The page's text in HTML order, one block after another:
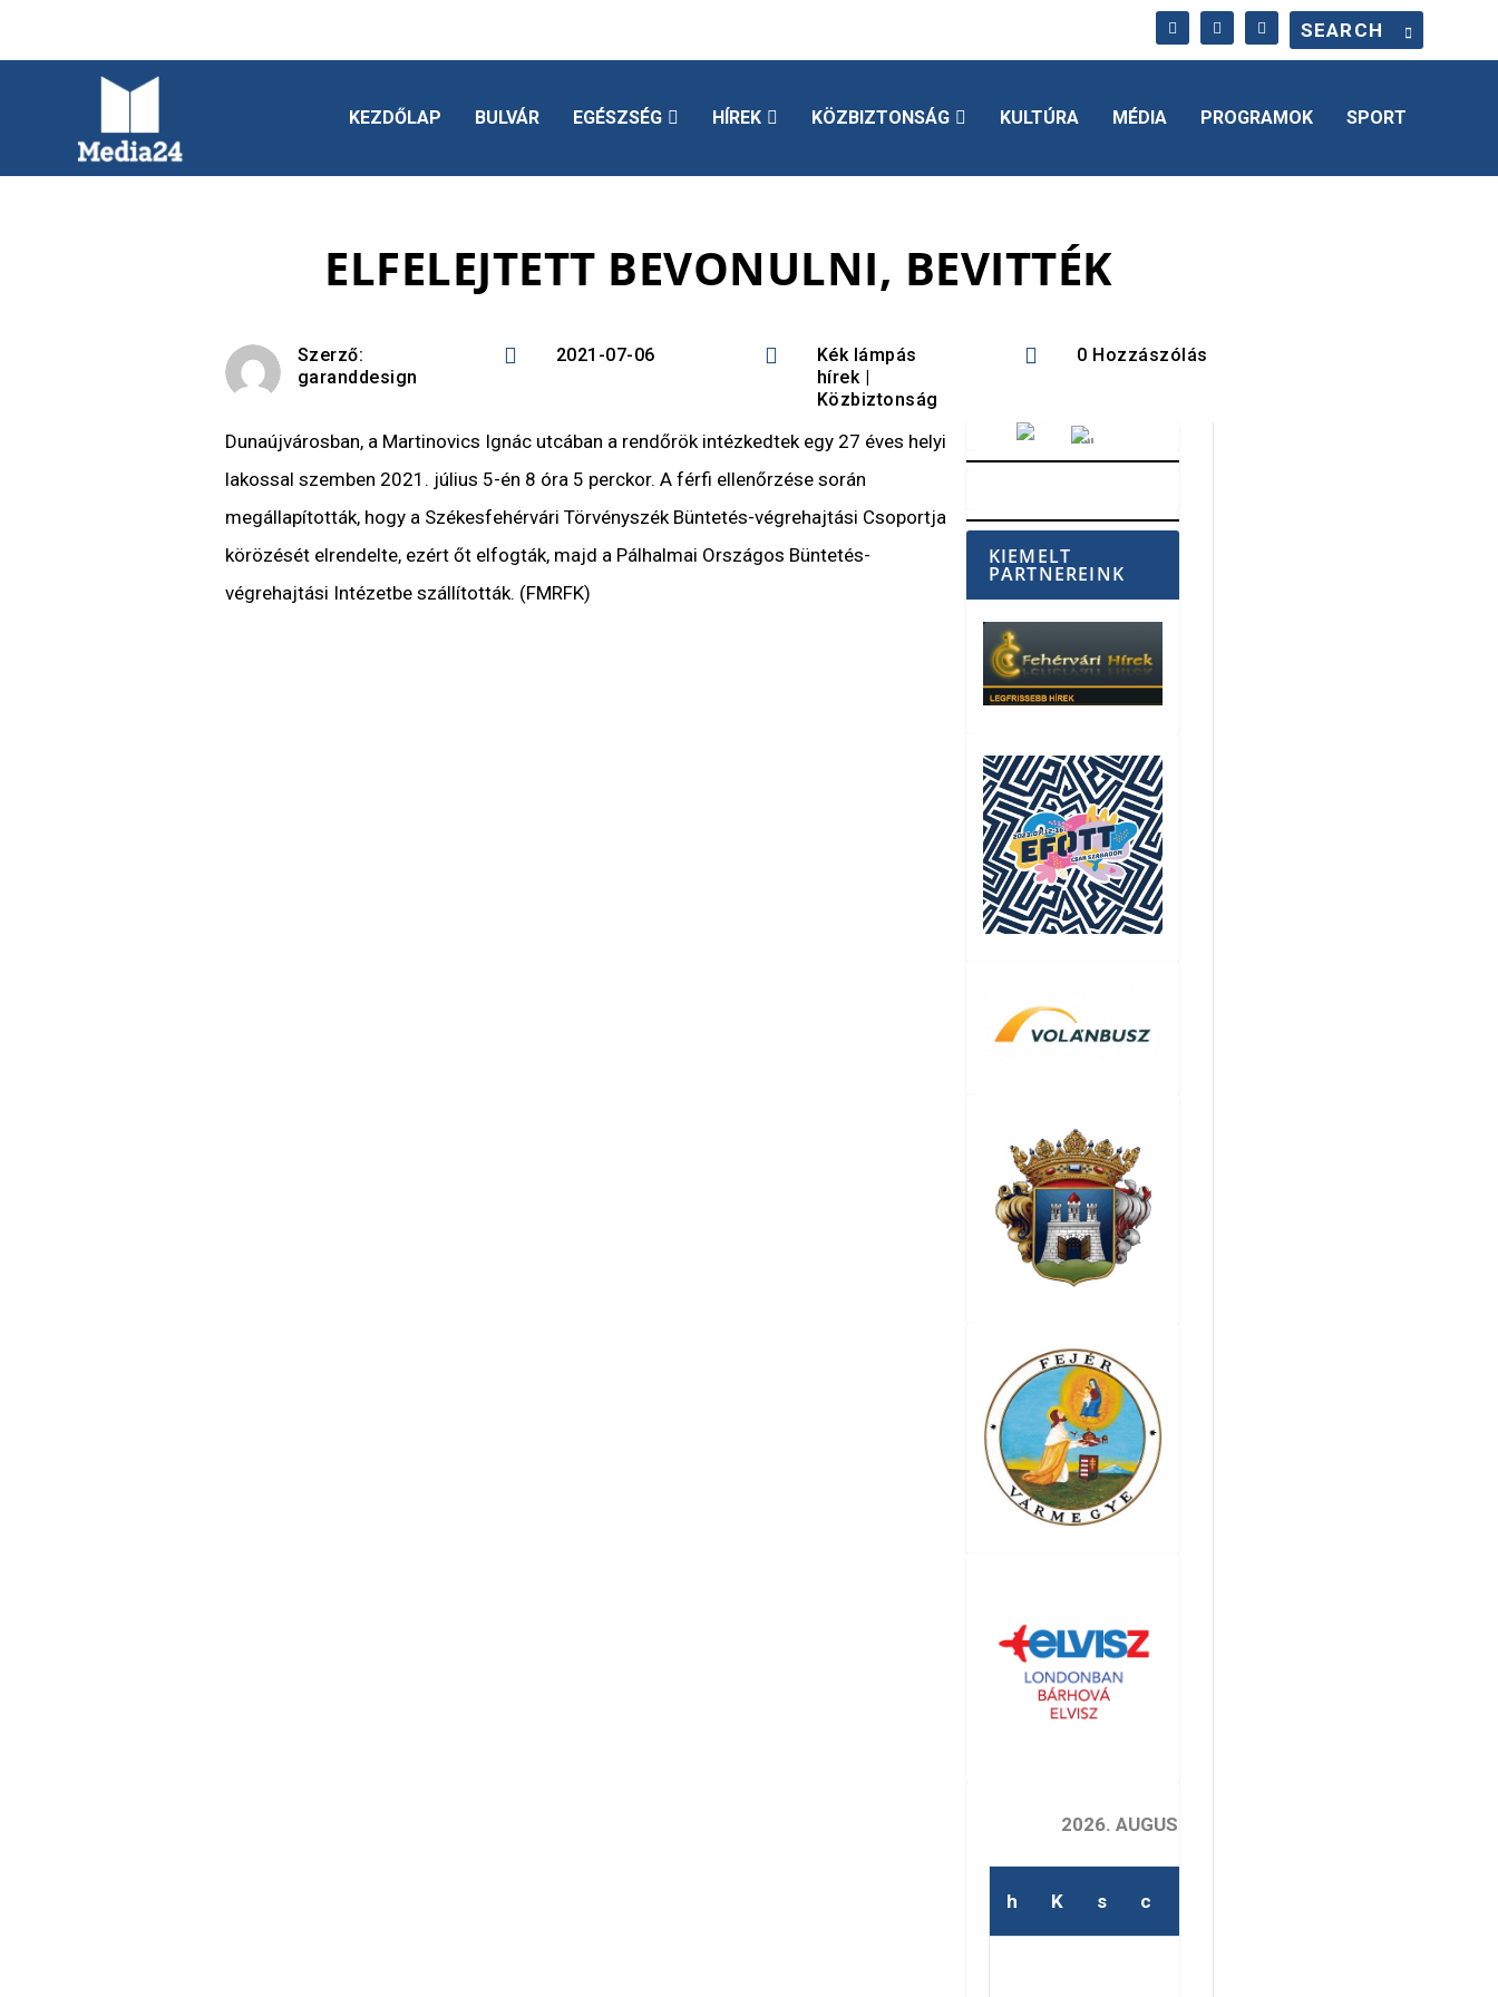
KEZDŐLAP BULVÁR EGÉSZSÉG HÍREK KÖZBIZTONSÁG KULTÚRA MÉDIA PROGRAMOK SPORT
ELFELEJTETT BEVONULNI, BEVITTÉK
Szerző:
garanddesign
 2021-07-06 
Kék lámpás
hírek|
Közbiztonság
 0 Hozzászólás
Dunaújvárosban, a Martinovics Ignác utcában a rendőrök intézkedtek egy 27 éves helyi
lakossal szemben 2021. július 5-én 8 óra 5 perckor. A férfi ellenőrzése során
megállapították, hogy a Székesfehérvári Törvényszék Büntetés-végrehajtási Csoportja
körözését elrendelte, ezért őt elfogták, majd a Pálhalmai Országos Büntetés-
végrehajtási Intézetbe szállították. (FMRFK)
KIEMELT
PARTNEREINK
2026. AUGUSZTUS
h K s c